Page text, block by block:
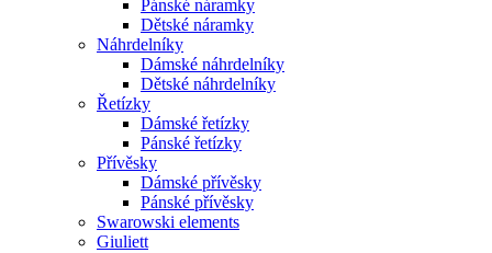
Pánské náramky
Dětské náramky
Náhrdelníky
Dámské náhrdelníky
Dětské náhrdelníky
Řetízky
Dámské řetízky
Pánské řetízky
Přívěsky
Dámské přívěsky
Pánské přívěsky
Swarowski elements
Giuliett